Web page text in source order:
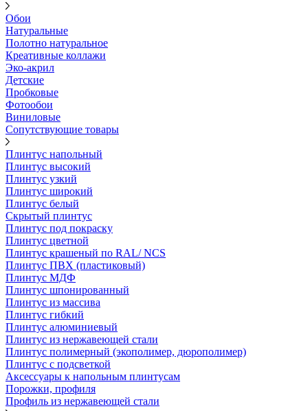
Обои
Натуральные
Полотно натуральное
Креативные коллажи
Эко-акрил
Детские
Пробковые
Фотообои
Виниловые
Сопутствующие товары
Плинтус напольный
Плинтус высокий
Плинтус узкий
Плинтус широкий
Плинтус белый
Скрытый плинтус
Плинтус под покраску
Плинтус цветной
Плинтус крашеный по RAL/ NCS
Плинтус ПВХ (пластиковый)
Плинтус МДФ
Плинтус шпонированный
Плинтус из массива
Плинтус гибкий
Плинтус алюминиевый
Плинтус из нержавеющей стали
Плинтус полимерный (экополимер, дюрополимер)
Плинтус с подсветкой
Аксессуары к напольным плинтусам
Порожки, профиля
Профиль из нержавеющей стали